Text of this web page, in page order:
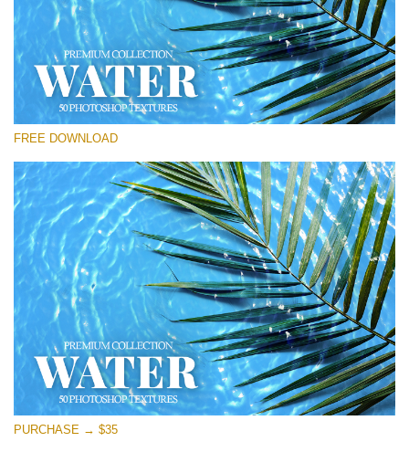
Please select
Small 800*533px
Water Textures
(50 Textures)
Large 6000*4000px
Entire Collection
(1783 Overlays)
Large 6000*4000px
Free download
FREE DOWNLOAD
PURCHASE → $35